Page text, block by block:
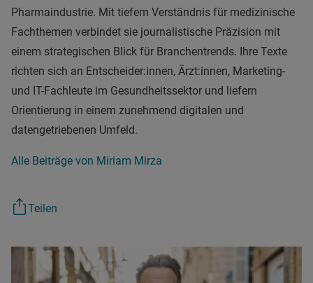
Pharmaindustrie. Mit tiefem Verständnis für medizinische
Fachthemen verbindet sie journalistische Präzision mit
einem strategischen Blick für Branchentrends. Ihre Texte
richten sich an Entscheider:innen, Ärzt:innen, Marketing-
und IT-Fachleute im Gesundheitssektor und liefern
Orientierung in einem zunehmend digitalen und
datengetriebenen Umfeld.
Alle Beiträge von Miriam Mirza
Teilen